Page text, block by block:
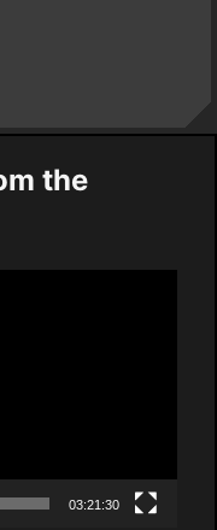
the
03:21:30